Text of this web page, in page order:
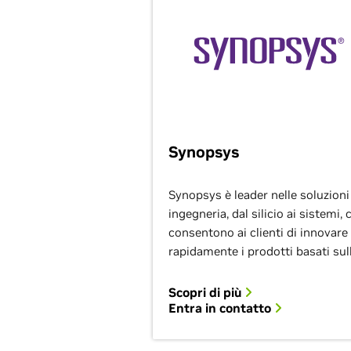
Synopsys
Synopsys è leader nelle
ingegneria, dal silicio ai sistemi,
consentono ai clienti di innovare
rapidamente i prodotti basati
Scopri di più
Entra in contatto